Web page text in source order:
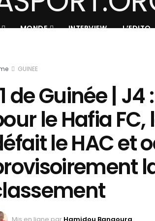
MONDE INTERVIEW L’EDITO
GUINEE
de Guinée |
le Hafia
le HAC et